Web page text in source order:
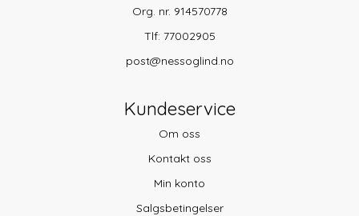
Org. nr. 914570778
Tlf: 77002905
post@nessoglind.no
Kundeservice
Om oss
Kontakt oss
Min konto
Salgsbetingelser